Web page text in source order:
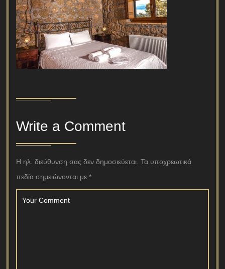
Write a Comment
Η ηλ. διεύθυνση σας δεν δημοσιεύεται. Τα υποχρεωτικά
πεδία σημειώνονται με *